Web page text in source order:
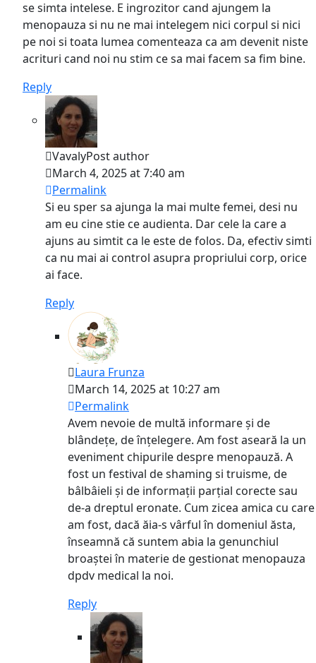
se simta intelese. E ingrozitor cand ajungem la
menopauza si nu ne mai intelegem nici corpul si nici
pe noi si toata lumea comenteaza ca am devenit niste
acrituri cand noi nu stim ce sa mai facem sa fim bine.
Reply
VavalyPost author
March 4, 2025 at 7:40 am
Permalink
Si eu sper sa ajunga la mai multe femei, desi nu
am eu cine stie ce audienta. Dar cele la care a
ajuns au simtit ca le este de folos. Da, efectiv simti
ca nu mai ai control asupra propriului corp, orice
ai face.
Reply
Laura Frunza
March 14, 2025 at 10:27 am
Permalink
Avem nevoie de multă informare și de
blândețe, de înțelegere. Am fost aseară la un
eveniment chipurile despre menopauză. A
fost un festival de shaming si truisme, de
bâlbâieli și de informații parțial corecte sau
de-a dreptul eronate. Cum zicea amica cu care
am fost, dacă ăia-s vârful în domeniul ăsta,
înseamnă că suntem abia la genunchiul
broaștei în materie de gestionat menopauza
dpdv medical la noi.
Reply